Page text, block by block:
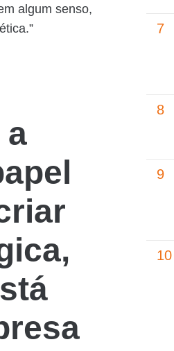
algum senso,
a
7
8
9
10